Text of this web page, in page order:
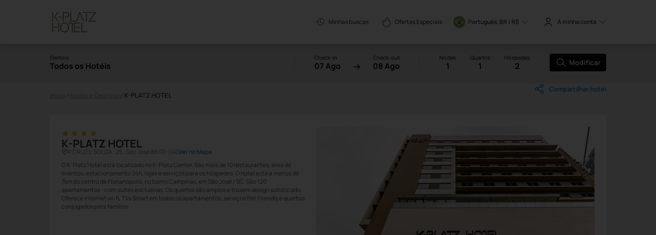
Minhas buscas Ofertas Especiais Português, BR / R$ A minha conta
Destino
Todos os Hotéis
Check-in
07 Ago
Check-out
08 Ago
Noites
1
Quartos
1
Hóspedes
2 Modificar
K-PLATZ HOTEL
Compartilhar hotel
K-PLATZ HOTEL
R CRUZ E SOUZA , 25 , Sao Jose 88101-040Ver no Mapa
O K-Platz Hotel está localizado no K-Platz Center. São mais de 10 restaurantes, área de
eventos, estacionamento 24h, lojas e serviços para os hóspedes. O hotel está a menos de
7km do centro de Florianópolis, no bairro Campinas, em São José / SC. São 120
apartamentos - com suítes exclusivas. Os quartos são amplos e trazem design sofisticado.
Oferece internet wi-fi, TVs Smart em todos os apartamentos, serviços Pet Friendly e quartos
conjugados para famílias.